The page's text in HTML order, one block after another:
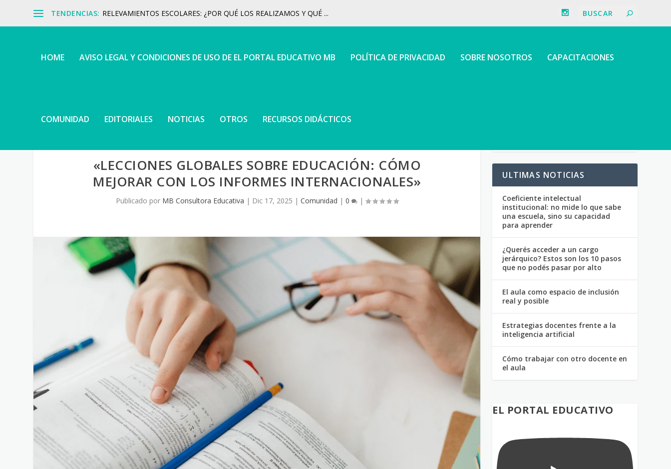
TENDENCIAS: RELEVAMIENTOS ESCOLARES: ¿POR QUÉ LOS REALIZAMOS Y QUÉ ...
HOME AVISO LEGAL Y CONDICIONES DE USO DE EL PORTAL EDUCATIVO MB POLÍTICA DE PRIVACIDAD SOBRE NOSOTROS CAPACITACIONES
COMUNIDAD EDITORIALES NOTICIAS OTROS RECURSOS DIDÁCTICOS
«LECCIONES GLOBALES SOBRE EDUCACIÓN: CÓMO
MEJORAR CON LOS INFORMES INTERNACIONALES»
Publicado por MB Consultora Educativa | Dic 17, 2025 | Comunidad | 0 |
ULTIMAS NOTICIAS
Coeficiente intelectual
institucional: no mide lo que sabe
una escuela, sino su capacidad
para aprender
¿Querés acceder a un cargo
jerárquico? Estos son los 10 pasos
que no podés pasar por alto
El aula como espacio de inclusión
real y posible
Estrategias docentes frente a la
inteligencia artificial
Cómo trabajar con otro docente en
el aula
EL PORTAL EDUCATIVO